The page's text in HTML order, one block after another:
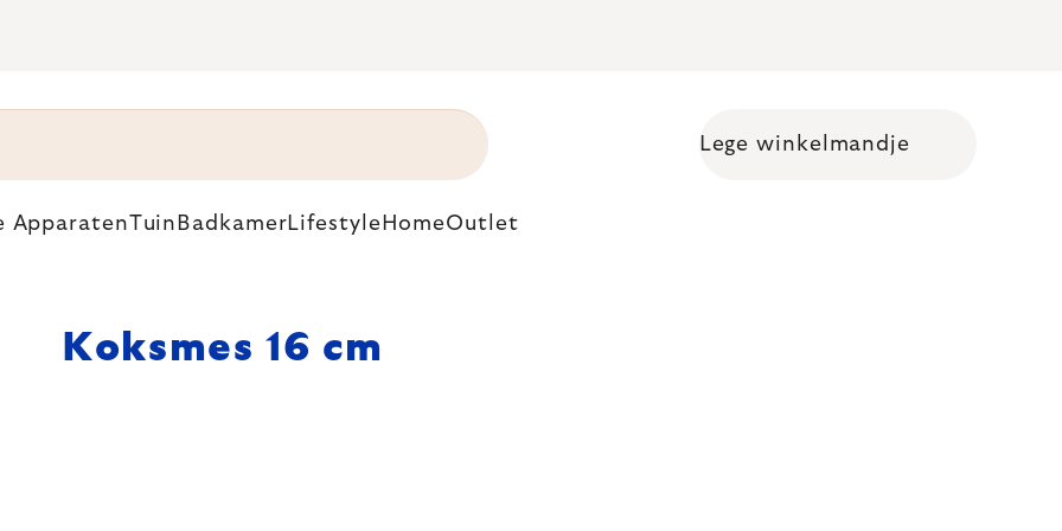
Shopping cart
Lege winkelmandje
ApparatenTuin BadkamerLifestyle HomeOutlet
Koksmes 16 cm